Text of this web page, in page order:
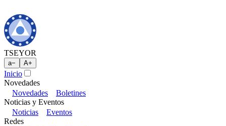
TSEYOR
a− A+
Inicio
Novedades
Novedades
Boletines
Noticias y Eventos
Noticias
Eventos
Redes